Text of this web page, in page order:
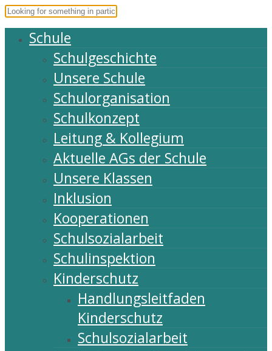
Schule
Schulgeschichte
Unsere Schule
Schulorganisation
Schulkonzept
Leitung & Kollegium
Aktuelle AGs der Schule
Unsere Klassen
Inklusion
Kooperationen
Schulsozialarbeit
Schulinspektion
Kinderschutz
Handlungsleitfaden
Kinderschutz
Schulsozialarbeit